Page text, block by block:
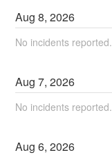
Aug8,2026
No incidents reported.
Aug7,2026
No incidents reported.
Aug6,2026